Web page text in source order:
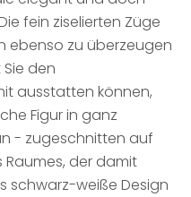
fein ziselierten Züge
ebenso zu überzeugen
den
ausstatten können,
Figur in ganz
- zugeschnitten auf
Raumes, der damit
schwarz-weiße Design